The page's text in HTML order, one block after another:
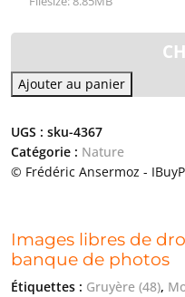
Ajouter au panier
UGS : sku-4367
Catégorie : Nature
© Frédéric Ansermoz -
Images libres de
banque de photos
Étiquettes : Gruyère (48),